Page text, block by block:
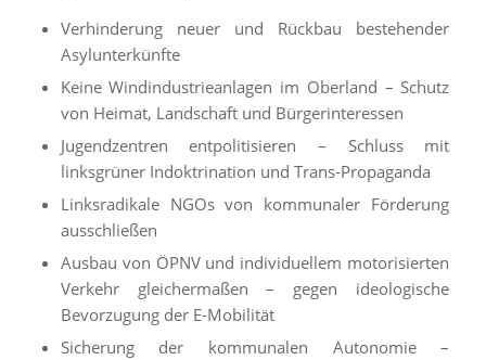
Verhinderung neuer und Rückbau bestehender
Asylunterkünfte
Keine Windindustrieanlagen im Oberland – Schutz
von Heimat, Landschaft und Bürgerinteressen
Jugendzentren entpolitisieren – Schluss mit
linksgrüner Indoktrination und Trans-Propaganda
Linksradikale NGOs von kommunaler Förderung
ausschließen
Ausbau von ÖPNV und individuellem motorisierten
Verkehr gleichermaßen – gegen ideologische
Bevorzugung der E-Mobilität
Sicherung der kommunalen Autonomie –